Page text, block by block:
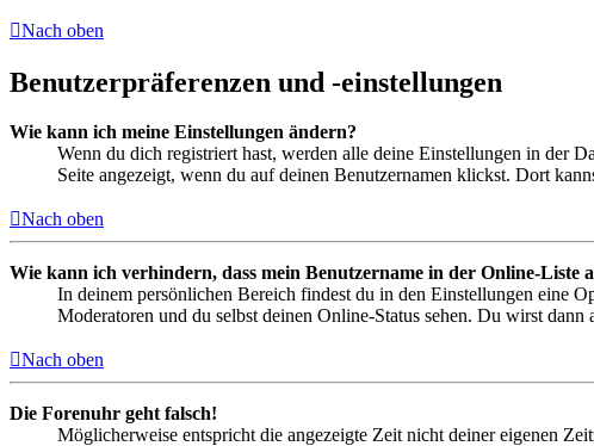
Nach oben
Benutzerpräferenzen und -einstellungen
Wie kann ich meine Einstellungen ändern?
Wenn du dich registriert hast, werden alle deine Einstellungen in der
Seite angezeigt, wenn du auf deinen Benutzernamen klickst. Dort
Nach oben
Wie kann ich verhindern, dass mein Benutzername in der Online-Liste
In deinem persönlichen Bereich findest du in den Einstellungen eine
Moderatoren und du selbst deinen Online-Status sehen. Du wirst dann
Nach oben
Die Forenuhr geht falsch!
Möglicherweise entspricht die angezeigte Zeit nicht deiner eigenen